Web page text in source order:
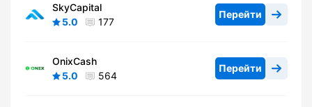
SkyCapital
5.0
177
Перейти
OnixCash
5.0
564
Перейти